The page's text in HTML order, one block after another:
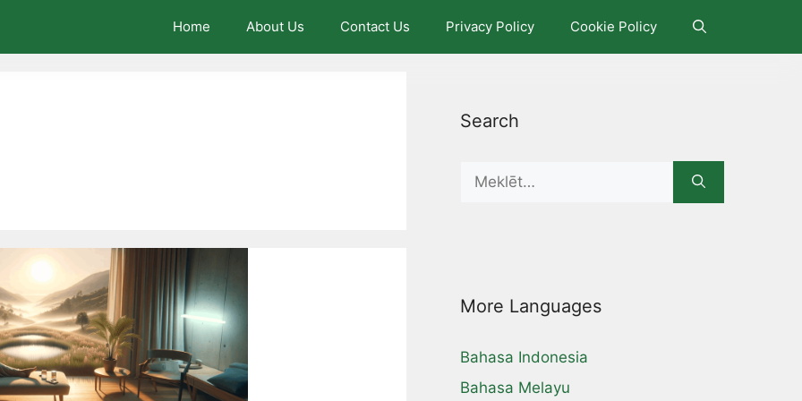
Home About Us Contact Us Privacy Policy Cookie Policy
Search
Search
More Languages
Bahasa Indonesia
Bahasa Melayu